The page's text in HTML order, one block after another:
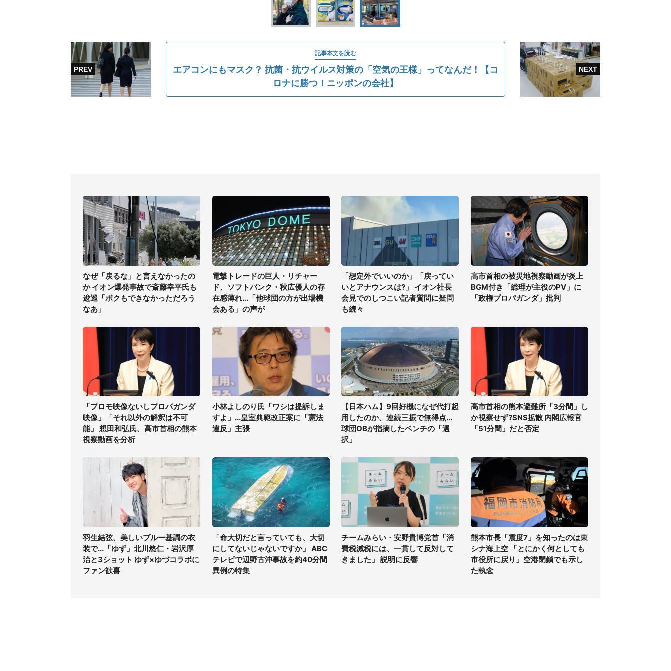
記事本文を読む
エアコンにもマスク？ 抗菌・抗ウイルス対策の「空気の王様」ってなんだ！【コ
ロナに勝つ！ニッポンの会社】
なぜ「戻るな」と言えなかったの
か イオン爆発事故で斎藤幸平氏も
逡巡「ボクもできなかっただろう
なあ」
電撃トレードの巨人・リチャー
ド、ソフトバンク・秋広優人の存
在感薄れ...「他球団の方が出場機
会ある」の声が
「想定外でいいのか」「戻ってい
いとアナウンスは?」 イオン社長
会見でのしつこい記者質問に疑問
も続々
高市首相の被災地視察動画が炎上
BGM付き「総理が主役のPV」に
「政権プロパガンダ」批判
「プロモ映像ないしプロパガンダ
映像」「それ以外の解釈は不可
能」 想田和弘氏、高市首相の熊本
視察動画を分析
小林よしのり氏「ワシは提訴しま
すよ」...皇室典範改正案に「憲法
違反」主張
【日本ハム】9回好機になぜ代打起
用したのか、連続三振で無得点...
球団OBが指摘したベンチの「選
択」
高市首相の熊本避難所「3分間」し
か視察せず?SNS拡散 内閣広報官
「51分間」だと否定
羽生結弦、美しいブルー基調の衣
装で...「ゆず」北川悠仁・岩沢厚
治と3ショット ゆず×ゆづコラボに
ファン歓喜
「命大切だと言っていても、大切
にしてないじゃないですか」 ABC
テレビで辺野古沖事故を約40分間
異例の特集
チームみらい・安野貴博党首「消
費税減税には、一貫して反対して
きました」 説明に反響
熊本市長「震度7」を知ったのは東
シナ海上空 「とにかく何としても
市役所に戻り」空港閉鎖でも示し
た執念